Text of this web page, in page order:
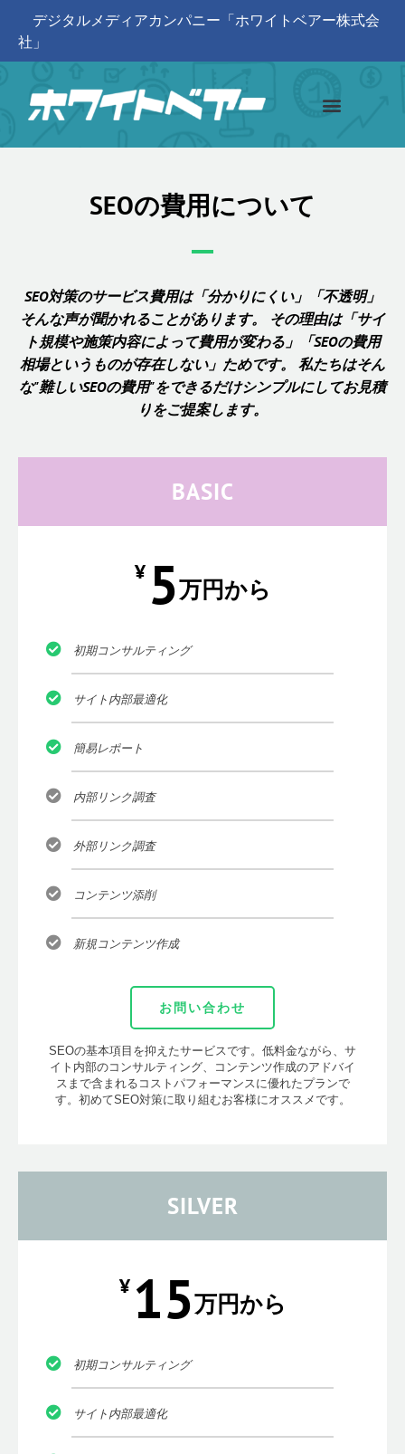
デジタルメディアカンパニー「ホワイトベアー株式会
社」
SEOの費用について
SEO対策のサービス費用は「分かりにくい」「不透明」
そんな声が聞かれることがあります。 その理由は「サイ
ト規模や施策内容によって費用が変わる」「SEOの費用
相場というものが存在しない」ためです。 私たちはそん
な"難しいSEOの費用"をできるだけシンプルにしてお見積
りをご提案します。
BASIC
¥ 5万円から
初期コンサルティング
サイト内部最適化
簡易レポート
内部リンク調査
外部リンク調査
コンテンツ添削
新規コンテンツ作成
お問い合わせ
SEOの基本項目を抑えたサービスです。低料金ながら、サ
イト内部のコンサルティング、コンテンツ作成のアドバイ
スまで含まれるコストパフォーマンスに優れたプランで
す。初めてSEO対策に取り組むお客様にオススメです。
SILVER
¥ 15万円から
初期コンサルティング
サイト内部最適化